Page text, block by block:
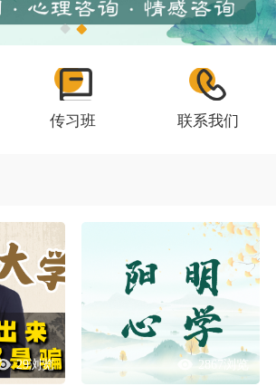
传习班 联系我们
29浏览 2867浏览